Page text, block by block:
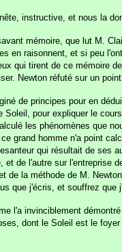
instructive, et nous la
mémoire, que lut M.
en raisonnent, et si peu
qui tirent de ce mémoire
Newton réfuté sur un
de principes pour en
pour expliquer le
les phénomènes que
grand homme n'a point
qui résultait de ses
de l'autre sur l'entreprise
la méthode de M.
que j'écris, et souffrez que
l'a invinciblement
dont le Soleil est le